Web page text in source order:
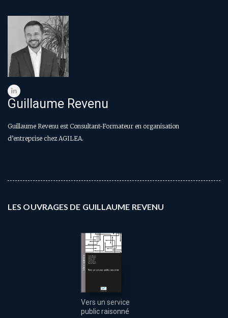
Guillaume Revenu
Guillaume Revenu est Consultant-Formateur en organisation
d’entreprise chez AGILEA.
LES OUVRAGES DE GUILLAUME REVENU
Vers un service
public raisonné